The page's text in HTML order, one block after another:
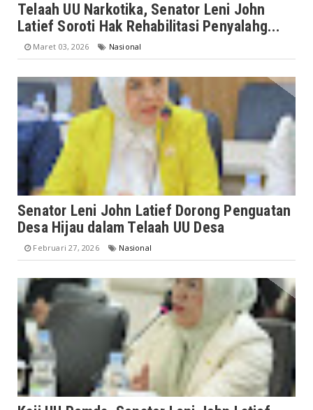
Telaah UU Narkotika, Senator Leni John
Latief Soroti Hak Rehabilitasi Penyalahg...
Maret 03, 2026 Nasional
Senator Leni John Latief Dorong Penguatan
Desa Hijau dalam Telaah UU Desa
Februari 27, 2026 Nasional